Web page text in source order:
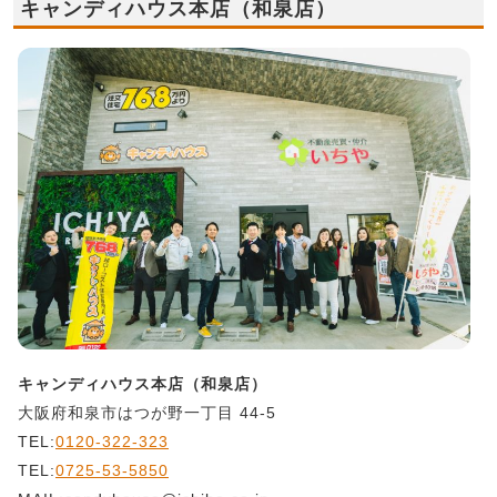
キャンディハウス本店（和泉店）
キャンディハウス本店（和泉店）
大阪府和泉市はつが野一丁目 44-5
TEL:0120-322-323
TEL:0725-53-5850